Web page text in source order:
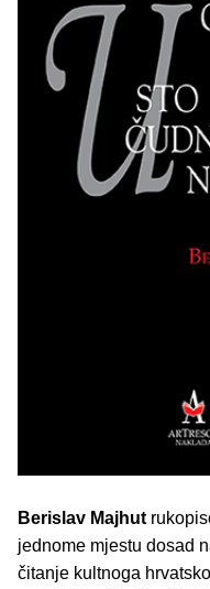
Berislav Majhut
jednome mjestu dosad
čitanje kultnoga